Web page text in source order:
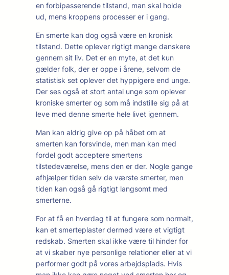
en forbipasserende tilstand, man skal holde
ud, mens kroppens processer er i gang.
En smerte kan dog også være en kronisk
tilstand. Dette oplever rigtigt mange danskere
gennem sit liv. Det er en myte, at det kun
gælder folk, der er oppe i årene, selvom de
statistisk set oplever det hyppigere end unge.
Der ses også et stort antal unge som oplever
kroniske smerter og som må indstille sig på at
leve med denne smerte hele livet igennem.
Man kan aldrig give op på håbet om at
smerten kan forsvinde, men man kan med
fordel godt acceptere smertens
tilstedeværelse, mens den er der. Nogle gange
afhjælper tiden selv de værste smerter, men
tiden kan også gå rigtigt langsomt med
smerterne.
For at få en hverdag til at fungere som normalt,
kan et smerteplaster dermed være et vigtigt
redskab. Smerten skal ikke være til hinder for
at vi skaber nye personlige relationer eller at vi
performer godt på vores arbejdsplads. Hvis